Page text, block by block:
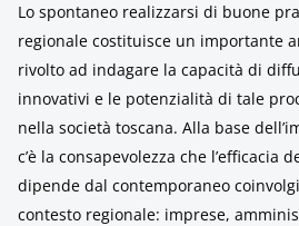
Lo spontaneo realizzarsi di buone
regionale costituisce un importante
rivolto ad indagare la capacità di
innovativi e le potenzialità di tale
nella società toscana. Alla base
c’è la consapevolezza che l’efficacia
dipende dal contemporaneo
contesto regionale: imprese,